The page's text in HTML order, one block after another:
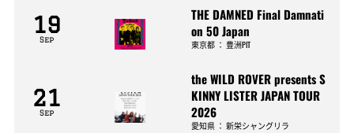
19
Sep
THE DAMNED Final Damnati
on 50 Japan
東京都 ：豊洲PIT
21
Sep
the WILD ROVER presents S
KINNY LISTER JAPAN TOUR
2026
愛知県 ：新栄シャングリラ